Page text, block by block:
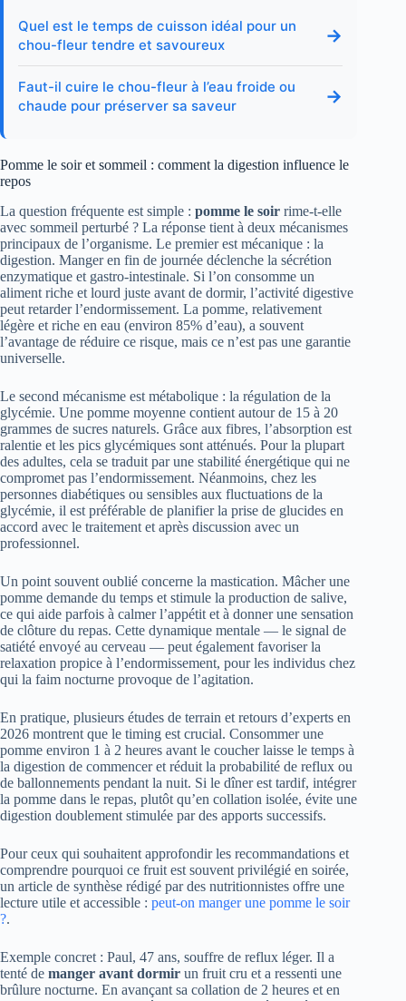
Quel est le temps de cuisson idéal pour un
chou-fleur tendre et savoureux
→
Faut-il cuire le chou-fleur à l’eau froide ou
chaude pour préserver sa saveur
→
Pomme le soir et sommeil : comment la digestion influence le
repos
La question fréquente est simple : pomme le soir rime-t-elle
avec sommeil perturbé ? La réponse tient à deux mécanismes
principaux de l’organisme. Le premier est mécanique : la
digestion. Manger en fin de journée déclenche la sécrétion
enzymatique et gastro-intestinale. Si l’on consomme un
aliment riche et lourd juste avant de dormir, l’activité digestive
peut retarder l’endormissement. La pomme, relativement
légère et riche en eau (environ 85% d’eau), a souvent
l’avantage de réduire ce risque, mais ce n’est pas une garantie
universelle.
Le second mécanisme est métabolique : la régulation de la
glycémie. Une pomme moyenne contient autour de 15 à 20
grammes de sucres naturels. Grâce aux fibres, l’absorption est
ralentie et les pics glycémiques sont atténués. Pour la plupart
des adultes, cela se traduit par une stabilité énergétique qui ne
compromet pas l’endormissement. Néanmoins, chez les
personnes diabétiques ou sensibles aux fluctuations de la
glycémie, il est préférable de planifier la prise de glucides en
accord avec le traitement et après discussion avec un
professionnel.
Un point souvent oublié concerne la mastication. Mâcher une
pomme demande du temps et stimule la production de salive,
ce qui aide parfois à calmer l’appétit et à donner une sensation
de clôture du repas. Cette dynamique mentale — le signal de
satiété envoyé au cerveau — peut également favoriser la
relaxation propice à l’endormissement, pour les individus chez
qui la faim nocturne provoque de l’agitation.
En pratique, plusieurs études de terrain et retours d’experts en
2026 montrent que le timing est crucial. Consommer une
pomme environ 1 à 2 heures avant le coucher laisse le temps à
la digestion de commencer et réduit la probabilité de reflux ou
de ballonnements pendant la nuit. Si le dîner est tardif, intégrer
la pomme dans le repas, plutôt qu’en collation isolée, évite une
digestion doublement stimulée par des apports successifs.
Pour ceux qui souhaitent approfondir les recommandations et
comprendre pourquoi ce fruit est souvent privilégié en soirée,
un article de synthèse rédigé par des nutritionnistes offre une
lecture utile et accessible : peut-on manger une pomme le soir
?.
Exemple concret : Paul, 47 ans, souffre de reflux léger. Il a
tenté de manger avant dormir un fruit cru et a ressenti une
brûlure nocturne. En avançant sa collation de 2 heures et en